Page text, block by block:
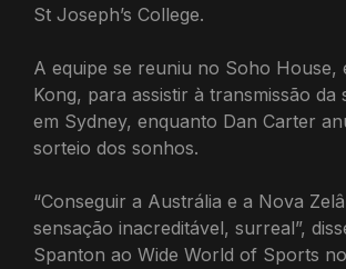
St Joseph’s College.
A equipe se reuniu no Soho House,
Kong, para assistir à transmissão da
em Sydney, enquanto Dan Carter
sorteio dos sonhos.
“Conseguir a Austrália e a Nova
sensação inacreditável, surreal”,
Spanton ao Wide World of Sports